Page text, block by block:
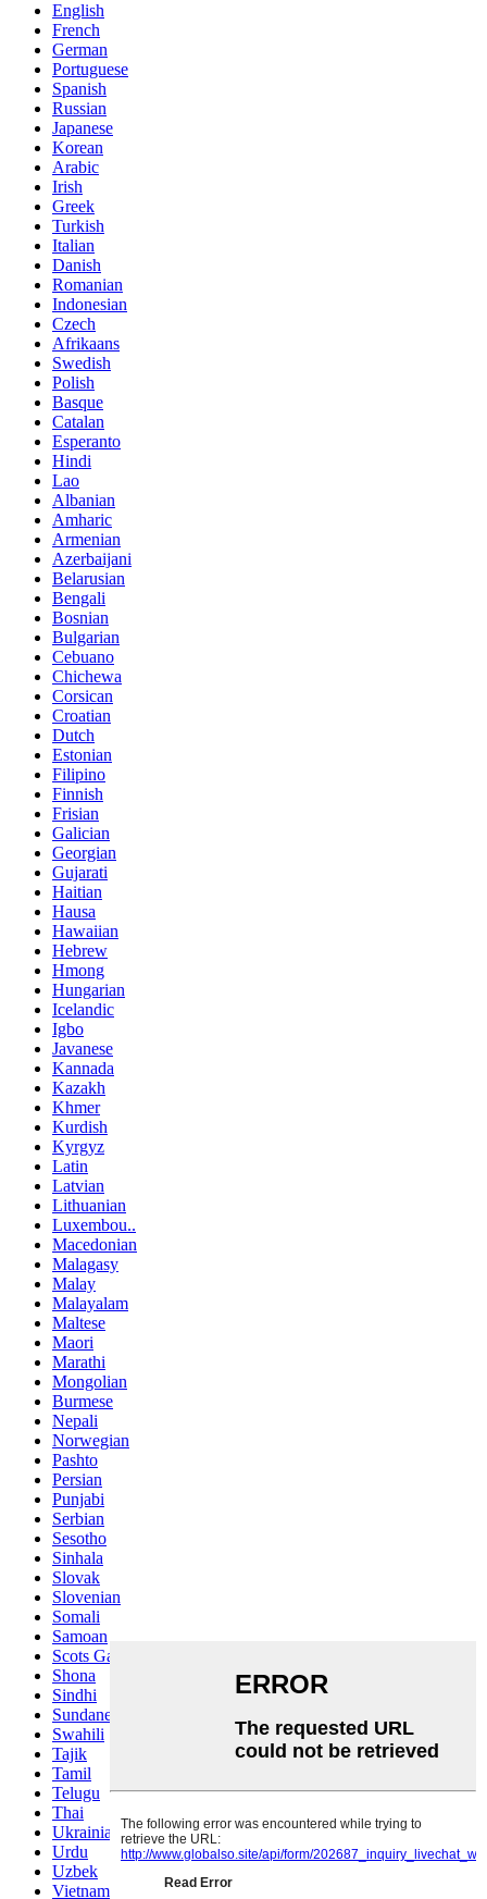
English
French
German
Portuguese
Spanish
Russian
Japanese
Korean
Arabic
Irish
Greek
Turkish
Italian
Danish
Romanian
Indonesian
Czech
Afrikaans
Swedish
Polish
Basque
Catalan
Esperanto
Hindi
Lao
Albanian
Amharic
Armenian
Azerbaijani
Belarusian
Bengali
Bosnian
Bulgarian
Cebuano
Chichewa
Corsican
Croatian
Dutch
Estonian
Filipino
Finnish
Frisian
Galician
Georgian
Gujarati
Haitian
Hausa
Hawaiian
Hebrew
Hmong
Hungarian
Icelandic
Igbo
Javanese
Kannada
Kazakh
Khmer
Kurdish
Kyrgyz
Latin
Latvian
Lithuanian
Luxembou..
Macedonian
Malagasy
Malay
Malayalam
Maltese
Maori
Marathi
Mongolian
Burmese
Nepali
Norwegian
Pashto
Persian
Punjabi
Serbian
Sesotho
Sinhala
Slovak
Slovenian
Somali
Samoan
Scots Gaelic
Shona
Sindhi
Sundanese
Swahili
Tajik
Tamil
Telugu
Thai
Ukrainian
Urdu
Uzbek
Vietnamese